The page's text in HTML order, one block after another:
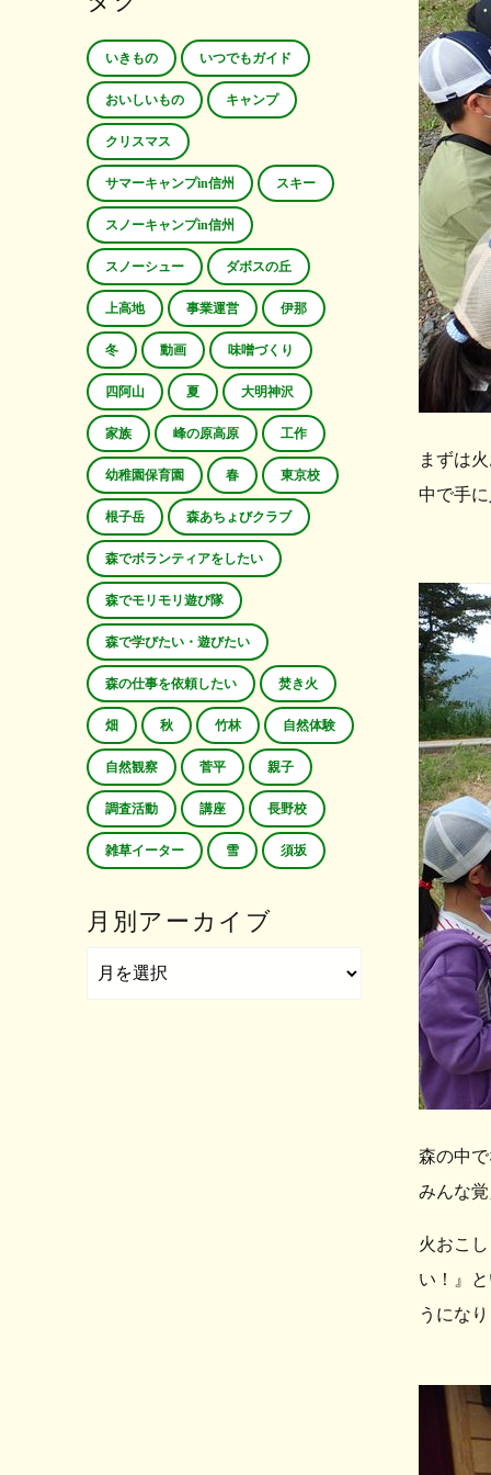
まずは
中で手
森の中
みんな
火おこ
い！』
うにな
いきもの いつでもガイド
おいしいもの キャンプ
クリスマス
サマーキャンプin信州 スキー
スノーキャンプin信州
スノーシュー ダボスの丘
上高地 事業運営 伊那
冬 動画 味噌づくり
四阿山 夏 大明神沢
家族 峰の原高原 工作
幼稚園保育園 春 東京校
根子岳 森あちょびクラブ
森でボランティアをしたい
森でモリモリ遊び隊
森で学びたい・遊びたい
森の仕事を依頼したい 焚き火
畑 秋 竹林 自然体験
自然観察 菅平 親子
調査活動 講座 長野校
雑草イーター 雪 須坂
月別アーカイブ